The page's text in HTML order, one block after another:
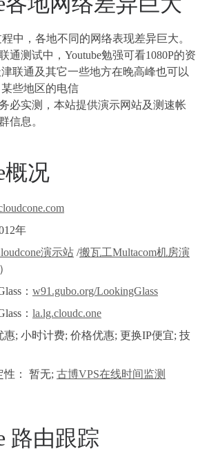
中，各地不同的网络表现差异巨大。
通测试中，Youtube勉强可看1080P的资
联通及其它一些地方在晚高峰也可以
些地区的电信
必实测，本站提供演示网站及测速帐
信息。
概况
年
演示站 /搬瓦工Multacom机房演
： w91.gubo.org/LookingGlass
： la.lg.cloudc.one
惠; 小时计费; 价格优惠; 更换IP便宜; 技
性： 暂无; 古博VPS在线时间监测
路由跟踪